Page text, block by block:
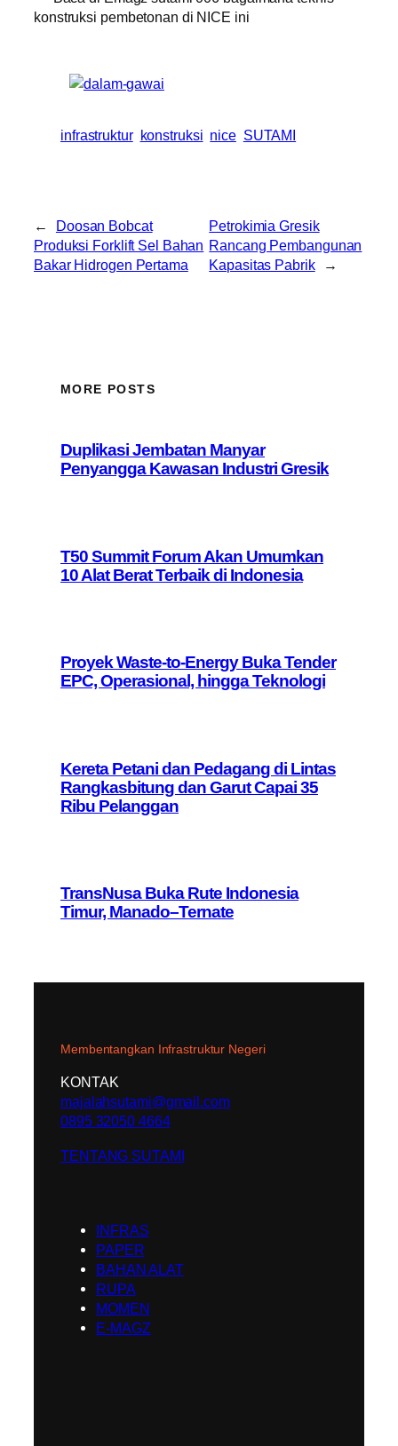
konstruksi pembetonan di NICE ini
infrastruktur konstruksi nice SUTAMI
←
Doosan Bobcat
Produksi Forklift Sel Bahan
Bakar Hidrogen Pertama
Petrokimia Gresik
Rancang Pembangunan
Kapasitas Pabrik
→
MORE POSTS
Duplikasi Jembatan Manyar
Penyangga Kawasan Industri Gresik
T50 Summit Forum Akan Umumkan
10 Alat Berat Terbaik di Indonesia
Proyek Waste-to-Energy Buka Tender
EPC, Operasional, hingga Teknologi
Kereta Petani dan Pedagang di Lintas
Rangkasbitung dan Garut Capai 35
Ribu Pelanggan
TransNusa Buka Rute Indonesia
Timur, Manado–Ternate
Membentangkan Infrastruktur Negeri
KONTAK
majalahsutami@gmail.com
0895 32050 4664
TENTANG SUTAMI
INFRAS
PAPER
BAHAN ALAT
RUPA
MOMEN
E-MAGZ